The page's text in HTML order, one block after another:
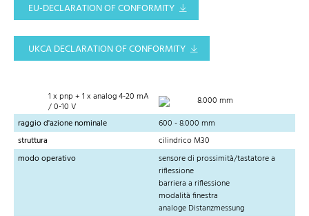
EU-DECLARATION OF CONFORMITY
UKCA DECLARATION OF CONFORMITY
1 x pnp + 1 x analog 4-20 mA
/ 0-10 V
8.000 mm
raggio d'azione nominale
600 - 8.000 mm
struttura
cilindrico M30
modo operativo
sensore di prossimità/tastatore a
riflessione
barriera a riflessione
modalità finestra
analoge Distanzmessung